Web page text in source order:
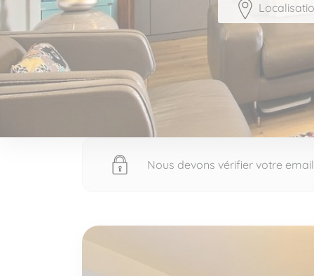
Nous devons vérifier votre